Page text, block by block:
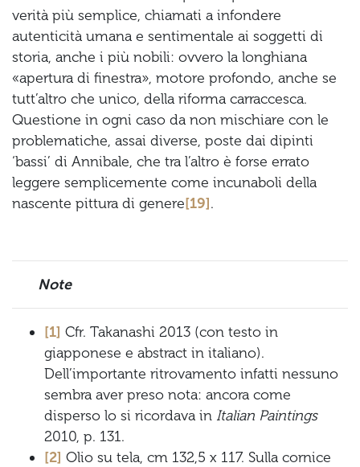
verità più semplice, chiamati a infondere
autenticità umana e sentimentale ai soggetti di
storia, anche i più nobili: ovvero la longhiana
«apertura di finestra», motore profondo, anche se
tutt’altro che unico, della riforma carraccesca.
Questione in ogni caso da non mischiare con le
problematiche, assai diverse, poste dai dipinti
‘bassi’ di Annibale, che tra l’altro è forse errato
leggere semplicemente come incunaboli della
nascente pittura di genere[19].
Note
[1] Cfr. Takanashi 2013 (con testo in
giapponese e abstract in italiano).
Dell’importante ritrovamento infatti nessuno
sembra aver preso nota: ancora come
disperso lo si ricordava in Italian Paintings
2010, p. 131.
[2] Olio su tela, cm 132,5 x 117. Sulla cornice